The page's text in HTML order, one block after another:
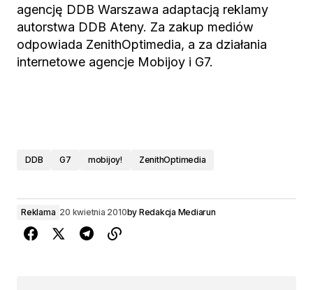
agencję DDB Warszawa adaptacją reklamy
autorstwa DDB Ateny. Za zakup mediów
odpowiada ZenithOptimedia, a za działania
internetowe agencje Mobijoy i G7.
DDB G7 mobijoy! ZenithOptimedia
Reklama 20 kwietnia 2010by Redakcja Mediarun